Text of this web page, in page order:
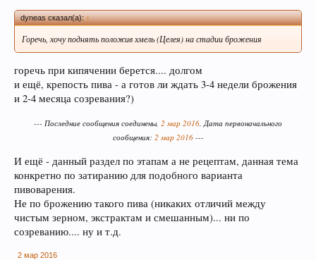
Кофе оказывает воздействие на
преждевременное старение человека и
способствует развитию онкозаболеваний. Пиво
же наоборот защищает ДНК.
Пиво может оказать положительное действие
при сердечно-сосудистых заболеваниях и
dyneas сказал(а):↑
Горечь, хочу поднять положив хмель (Целея) на стадии брожения
горечь при кипячении берется.... долгом
и ещё, крепость пива - а готов ли ждать 3-4 недели брожения
и 2-4 месяца созревания?)
--- Последние сообщения соединены, 2 мар 2016, Дата первоначального
сообщения: 2 мар 2016---
И ещё - данный раздел по этапам а не рецептам, данная тема
конкретно по затиранию для подобного варианта
пивоварения.
Не по брожению такого пива (никаких отличий между
чистым зерном, экстрактам и смешанным)... ни по
созреванию.... ну и т.д.
2 мар 2016